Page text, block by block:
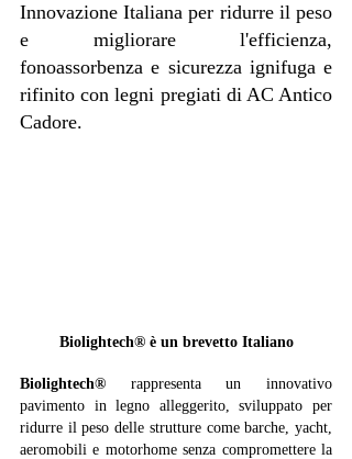
Innovazione Italiana per ridurre il peso
e migliorare l'efficienza,
fonoassorbenza e sicurezza ignifuga e
rifinito con legni pregiati di AC Antico
Cadore.
Biolightech® è un brevetto Italiano
Biolightech® rappresenta un innovativo
pavimento in legno alleggerito, sviluppato per
ridurre il peso delle strutture come barche, yacht,
aeromobili e motorhome senza compromettere la